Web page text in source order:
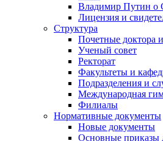
Владимир Путин
Лицензия и
Структура
Почетные доктора
Ученый совет
Ректорат
Факультеты и
Подразделения и
Международная
Филиалы
Нормативные документы
Новые документы
Основные приказы